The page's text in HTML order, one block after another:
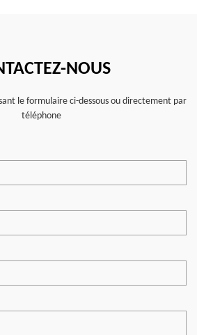
NOUS
le formulaire ci-dessous ou directement par
téléphone